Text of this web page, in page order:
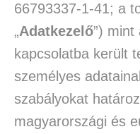
66793337-1-41; a
„Adatkezelő”) mint
kapcsolatba került
személyes
szabályokat
magyarországi és